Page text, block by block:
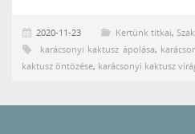
2020-11-23 Kertünk titkai,
karácsonyi kaktusz ápolása,
kaktusz öntözése, karácsonyi kaktusz